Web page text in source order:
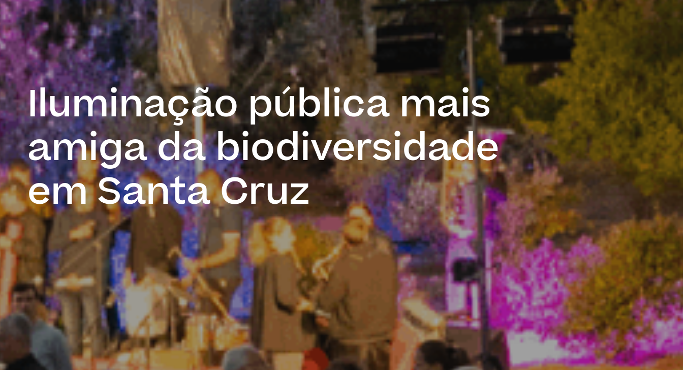
Iluminação pública mais
amiga da biodiversidade
em Santa Cruz